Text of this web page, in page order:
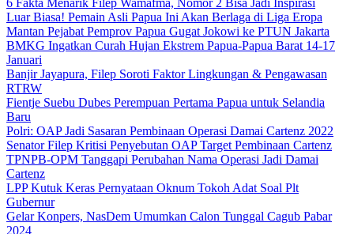
6 Fakta Menarik Filep Wamafma, Nomor 2 Bisa Jadi Inspirasi
Luar Biasa! Pemain Asli Papua Ini Akan Berlaga di Liga Eropa
Mantan Pejabat Pemprov Papua Gugat Jokowi ke PTUN Jakarta
BMKG Ingatkan Curah Hujan Ekstrem Papua-Papua Barat 14-17
Januari
Banjir Jayapura, Filep Soroti Faktor Lingkungan & Pengawasan
RTRW
Fientje Suebu Dubes Perempuan Pertama Papua untuk Selandia
Baru
Polri: OAP Jadi Sasaran Pembinaan Operasi Damai Cartenz 2022
Senator Filep Kritisi Penyebutan OAP Target Pembinaan Cartenz
TPNPB-OPM Tanggapi Perubahan Nama Operasi Jadi Damai
Cartenz
LPP Kutuk Keras Pernyataan Oknum Tokoh Adat Soal Plt
Gubernur
Gelar Konpers, NasDem Umumkan Calon Tunggal Cagub Pabar
2024